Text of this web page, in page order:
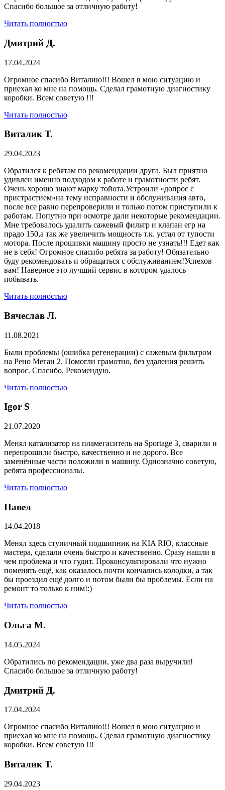
Спасибо большое за отличную работу!
Читать полностью
Дмитрий Д.
17.04.2024
Огромное спасибо Виталию!!! Вошел в мою ситуацию и
приехал ко мне на помощь. Сделал грамотную диагностику
коробки. Всем советую !!!
Читать полностью
Виталик Т.
29.04.2023
Обратился к ребятам по рекомендации друга. Был приятно
удивлен именно подходом к работе и грамотности ребят.
Очень хорошо знают марку тойота.Устроили «допрос с
пристрастием»на тему исправности и обслуживания авто,
после все равно перепроверили и только потом приступили к
работам. Попутно при осмотре дали некоторые рекомендации.
Мне требовалось удалить сажевый фильтр и клапан егр на
прадо 150,а так же увеличить мощность т.к. устал от тупости
мотора. После прошивки машину просто не узнать!!! Едет как
не в себя! Огромное спасибо ребята за работу! Обязательно
буду рекомендовать и обращаться с обслуживанием!Успехов
вам! Наверное это лучший сервис в котором удалось
побывать.
Читать полностью
Вячеслав Л.
11.08.2021
Были проблемы (ошибка регенерации) с сажевым фильтром
на Рено Меган 2. Помогли грамотно, без удаления решить
вопрос. Спасибо. Рекомендую.
Читать полностью
​Igor S
21.07.2020
Менял катализатор на пламегаситель на Sportage 3, сварили и
перепрошили быстро, качественно и не дорого. Все
заменённые части положили в машину. Однозначно советую,
ребята профессионалы.
Читать полностью
Павел
14.04.2018
Менял здесь ступичный подшипник на KIA RIO, классные
мастера, сделали очень быстро и качественно. Сразу нашли в
чем проблема и что гудит. Проконсультировали что нужно
поменять ещё, как оказалось почти кончались колодки, а так
бы проездил ещё долго и потом были бы проблемы. Если на
ремонт то только к ним!:)
Читать полностью
Ольга М.
14.05.2024
Обратились по рекомендации, уже два раза выручили!
Спасибо большое за отличную работу!
Дмитрий Д.
17.04.2024
Огромное спасибо Виталию!!! Вошел в мою ситуацию и
приехал ко мне на помощь. Сделал грамотную диагностику
коробки. Всем советую !!!
Виталик Т.
29.04.2023